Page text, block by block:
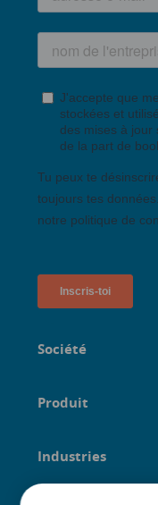
Société
Produit
Industries